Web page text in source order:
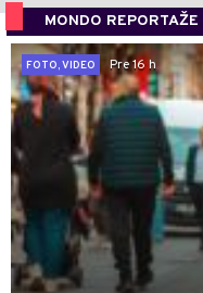
MONDO REPORTAŽE
FOTO, VIDEO
Pre 16 h